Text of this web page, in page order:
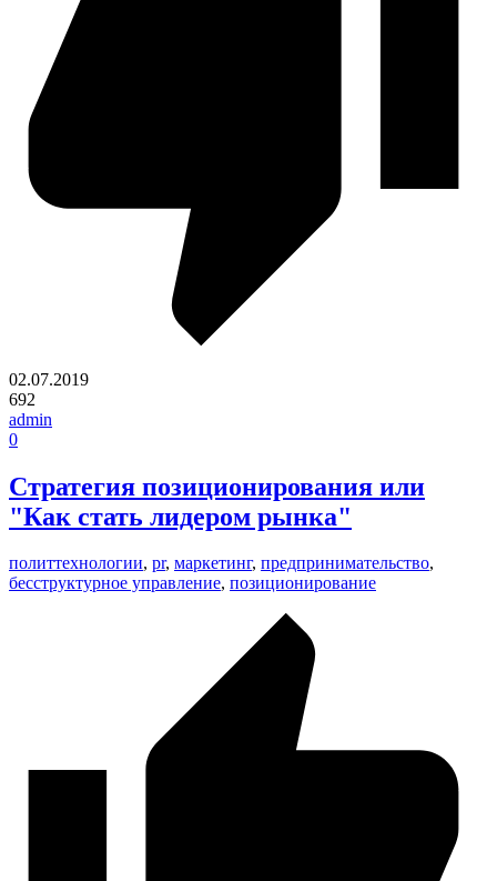
02.07.2019
692
admin
0
Стратегия позиционирования или
"Как стать лидером рынка"
политтехнологии, pr, маркетинг, предпринимательство,
бесструктурное управление, позиционирование